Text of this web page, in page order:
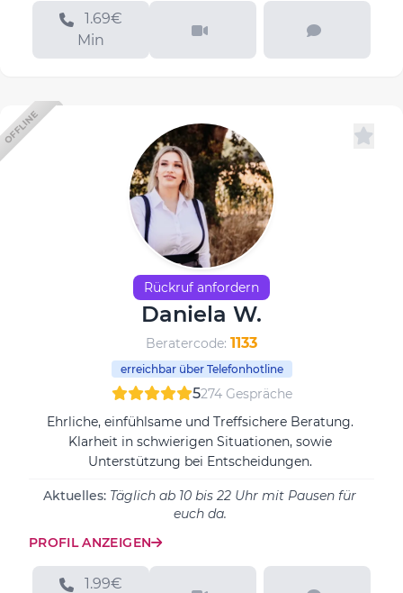
1.69€
Min
OFFLINE
Rückruf anfordern
Daniela W.
Beratercode: 1133
erreichbar über Telefonhotline
5274 Gespräche
Ehrliche, einfühlsame und Treffsichere Beratung.
Klarheit in schwierigen Situationen, sowie
Unterstützung bei Entscheidungen.
Aktuelles: Täglich ab 10 bis 22 Uhr mit Pausen für
euch da.
PROFIL ANZEIGEN
1.99€